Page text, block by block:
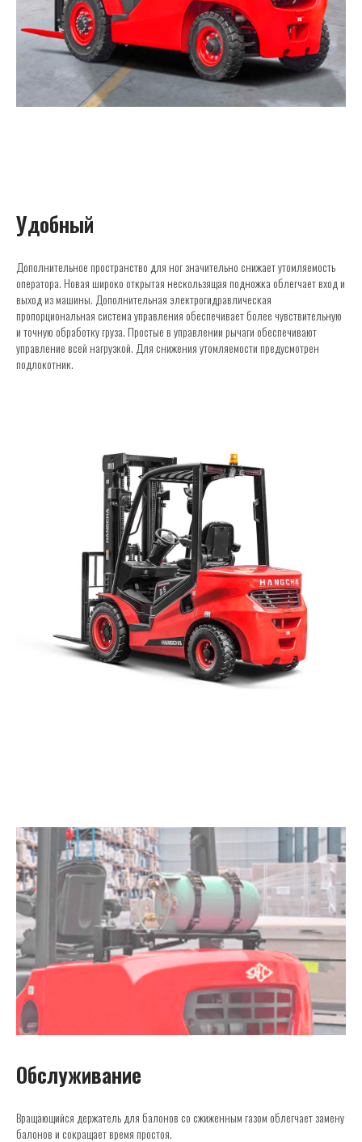
Удобный
Дополнительное пространство для ног значительно снижает утомляемость
оператора. Новая широко открытая нескользящая подножка облегчает вход и
выход из машины. Дополнительная электрогидравлическая
пропорциональная система управления обеспечивает более чувствительную
и точную обработку груза. Простые в управлении рычаги обеспечивают
управление всей нагрузкой. Для снижения утомляемости предусмотрен
подлокотник.
Обслуживание
Вращающийся держатель для балонов со сжиженным газом облегчает замену
балонов и сокращает время простоя.